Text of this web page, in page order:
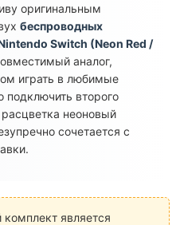
оригинальным
беспроводных
Switch (Neon Red /
аналог,
играть в любимые
подключить второго
неоновый
сочетается с
комплект является